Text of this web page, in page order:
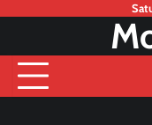
content